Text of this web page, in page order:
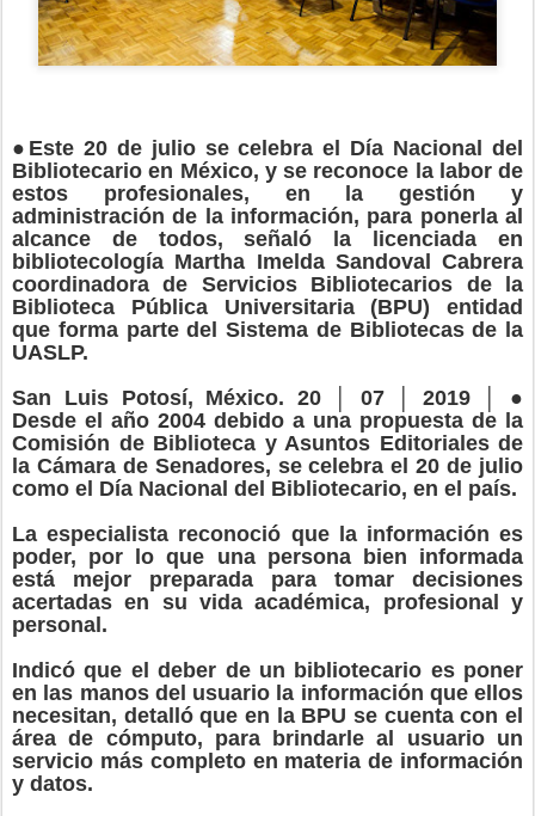
●Este 20 de julio se celebra el Día Nacional del
Bibliotecario en México, y se reconoce la labor de
estos profesionales, en la gestión y
administración de la información, para ponerla al
alcance de todos, señaló la licenciada en
bibliotecología Martha Imelda Sandoval Cabrera
coordinadora de Servicios Bibliotecarios de la
Biblioteca Pública Universitaria (BPU) entidad
que forma parte del Sistema de Bibliotecas de la
UASLP.
San Luis Potosí, México. 20 │ 07 │ 2019 │ ●
Desde el año 2004 debido a una propuesta de la
Comisión de Biblioteca y Asuntos Editoriales de
la Cámara de Senadores, se celebra el 20 de julio
como el Día Nacional del Bibliotecario, en el país.
La especialista reconoció que la información es
poder, por lo que una persona bien informada
está mejor preparada para tomar decisiones
acertadas en su vida académica, profesional y
personal.
Indicó que el deber de un bibliotecario es poner
en las manos del usuario la información que ellos
necesitan, detalló que en la BPU se cuenta con el
área de cómputo, para brindarle al usuario un
servicio más completo en materia de información
y datos.